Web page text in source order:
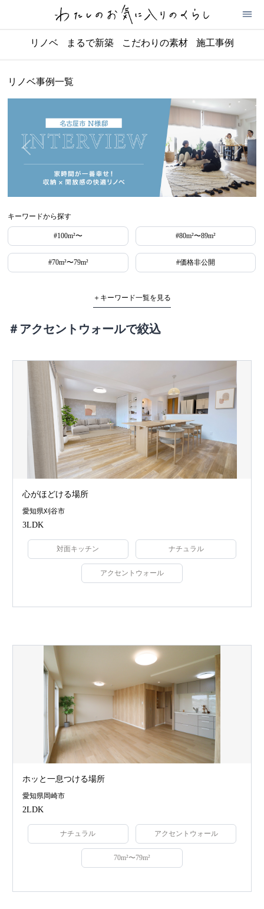
リノベ まるで新築 こだわりの素材 施工事例
リノベ事例一覧
キーワードから探す
#100m²〜 #80m²〜89m²
#70m²〜79m² #価格非公開
＋キーワード一覧を見る
＃アクセントウォールで絞込
心がほどける場所
愛知県刈谷市
3LDK
対面キッチン ナチュラル
アクセントウォール
ホッと一息つける場所
愛知県岡崎市
2LDK
ナチュラル アクセントウォール
70m²〜79m²